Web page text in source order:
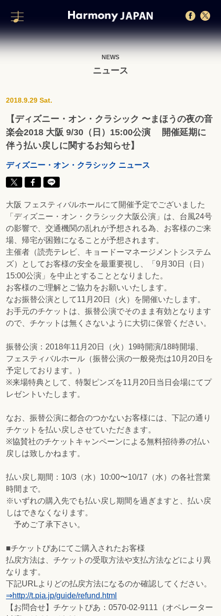
NEWS
ニュース
2018.9.29 Sat.
【ディズニー・オン・クラシック 〜まほうの夜の音
楽会2018 大阪 9/30（日）15:00公演 開催延期に
伴う払い戻しに関するお知らせ】
ディズニー・オン・クラシック ニュース
大阪 フェスティバルホールにて開催予定でございました
「ディズニー・オン・クラシック大阪公演」は、台風24号
の影響で、交通機関の乱れが予想される為、お客様のご来
場、帰宅が困難になることが予想されます。
主催者（読売テレビ、キョードーマネージメントシステム
ズ）としてお客様の安全を最重要視し、「9月30日（日）
15:00公演」を中止とすることとなりました。
お客様のご理解とご協力をお願いいたします。
なお振替公演として11月20日（火）を開催いたします。
お手元のチケットは、振替公演でそのまま有効となります
ので、チケットは無くさないように大切に保管ください。
振替公演：2018年11月20日（火）19時開演/18時開場、
フェスティバルホール（振替公演の一般発売は10月20日を
予定しております。）
※来場特典として、特製ピンズを11月20日当日会場にてプ
レゼントいたします。
なお、振替公演に都合のつかないお客様には、下記の通り
チケットを払い戻しさせていただきます。
※協賛社のチケットキャンペーンによる無料招待券の払い
戻しは致しかねます。
払い戻し期間：10/3（水）10:00〜10/17（水）の各社営業
時間まで。
※いずれの購入先でも払い戻し期間を過ぎますと、払い戻
しはできなくなります。
予めご了承下さい。
■チケットぴあにてご購入されたお客様
払戻方法は、チケットの受取方法や支払方法などにより異
なります。
下記URLよりどの払戻方法になるのか確認してください。
⇒http://t.pia.jp/guide/refund.html
【お問合せ】チケットぴあ：0570-02-9111（オペレーター